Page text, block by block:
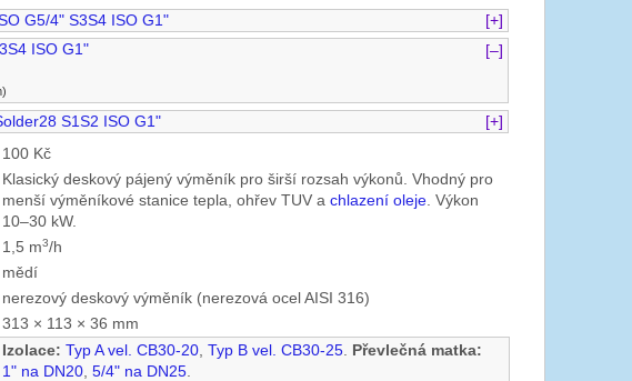
G5/4" S3S4 ISO G1"
[+]
ISO G1"
[–]
S1S2 ISO G1"
[+]
100 Kč
Klasický deskový pájený výměník pro širší rozsah výkonů. Vhodný pro
menší výměníkové stanice tepla, ohřev TUV achlazení oleje . Výkon
10–30 kW.
1,5 m3/h
mědí
nerezový deskový výměník (nerezová ocel AISI 316)
313 × 113 × 36 mm
Izolace: Typ A vel. CB30-20 ,Typ B vel. CB30-25
Převlečná matka:
1" na DN20 ,5/4" na DN25